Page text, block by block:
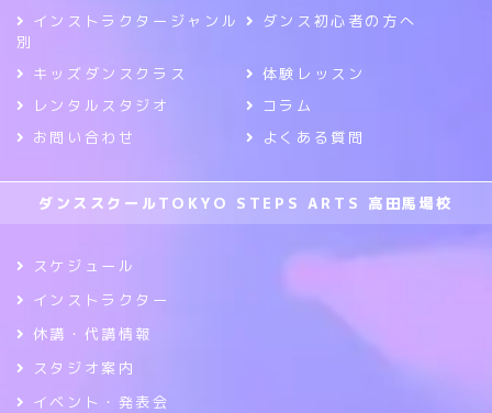
インストラクタージャンル
別
ダンス初心者の方へ
キッズダンスクラス
体験レッスン
レンタルスタジオ
コラム
お問い合わせ
よくある質問
ダンススクールTOKYO STEPS ARTS 高田馬場校
スケジュール
インストラクター
休講・代講情報
スタジオ案内
イベント・発表会